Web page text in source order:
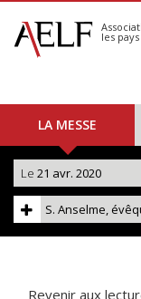
S'abonner
Calendrier
les
LA MESSE
Le 21 avr. 2020
S. Anselme,
Revenir aux